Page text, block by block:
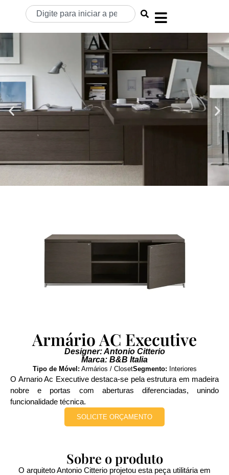
Armário AC Executive
Designer: Antonio Citterio
Marca: B&B Italia
Tipo de Móvel: Armários / ClosetSegmento: Interiores
O Arnario Ac Executive destaca-se pela estrutura em madeira
nobre e portas com aberturas diferenciadas, unindo
funcionalidade técnica.
SOLICITE ORÇAMENTO
Sobre o produto
O arquiteto Antonio Citterio projetou esta peça utilitária em